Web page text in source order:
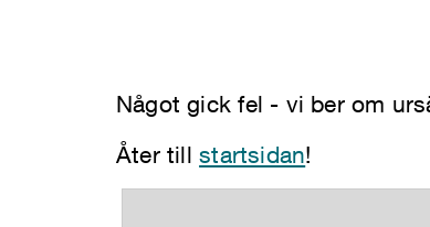
Något gick fel - vi ber om
Åter tillstartsidan!